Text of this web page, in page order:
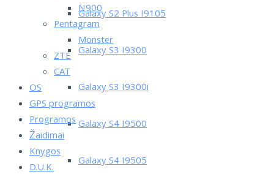
Galaxy S2 Plus I9105
Galaxy S3 I9300
Galaxy S3 I9300i
Galaxy S4 I9500
Galaxy S4 I9505
N900
Pentagram
Monster
ZTE
CAT
OS
GPS programos
Programos
Žaidimai
Knygos
D.U.K.